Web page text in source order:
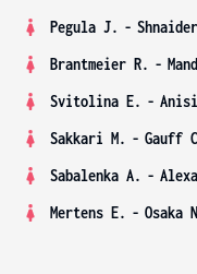
Pegula J. -
Brantmeier R. -
Svitolina E. -
Sakkari M. - Gauff
Sabalenka A. -
Mertens E. - Osaka